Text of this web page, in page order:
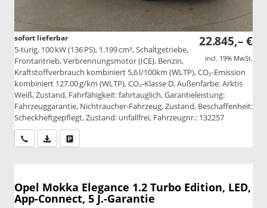
22.845,– €
incl. 19% MwSt.
sofort lieferbar
5-türig, 100 kW (136 PS), 1.199 cm³, Schaltgetriebe,
Frontantrieb, Verbrennungsmotor (ICE), Benzin,
Kraftstoffverbrauch kombiniert 5,6 l/100km (WLTP), CO₂-Emission
kombiniert 127.00 g/km (WLTP), CO₂-Klasse D, Außenfarbe: Arktis
Weiß, Zustand, Fahrfähigkeit: fahrtauglich, Garantieleistung:
Fahrzeuggarantie, Nichtraucher-Fahrzeug, Zustand, Beschaffenheit:
Scheckheftgepflegt, Zustand: unfallfrei, Fahrzeugnr.: 132257
Wir rufen Sie anPDF-Datei, Fahrzeugexposé drucken
Opel Mokka Elegance 1.2 Turbo Edition, LED,
App-Connect, 5 J.-Garantie